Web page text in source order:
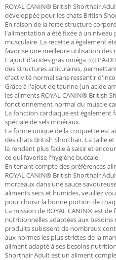
ROYAL CANIN® British Shorthair
développée pour les chats British
En raison de la forte structure
l'alimentation a été fixée à un
musculaire. La recette a également
favorise une meilleure utilisation des
L'ajout d'acides gras oméga 3 (EPA-
des structures articulaires,
d'activité normal sans ressentir
Grâce à l'ajout de taurine (un acide
les aliments ROYAL CANIN® British
fonctionnement normal du muscle
La fonction cardiaque est également
spéciale de sels minéraux.
La forme unique de la croquette est
des chats British Shorthair. La taille
la rendent plus facile à saisir et
ce qui favorise l'hygiène buccale.
En tenant compte des préférences
ROYAL CANIN® British Shorthair
morceaux dans une sauce
aliments secs et humides, veuillez
pour choisir la bonne portion de
La mission de ROYAL CANIN® est
nutritionnelles adaptées aux besoins
produits subissent de nombreux
aux normes les plus strictes de la
aliment adapté à ses besoins
Shorthair Adult est un aliment